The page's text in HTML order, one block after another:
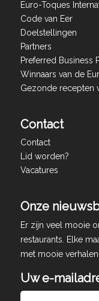
Euro-Toques
Code van Eer
Doelstellingen
Partners
Preferred Business
Winnaars van de
Gezonde recepten
Contact
Contact
Lid worden?
Vacatures
Onze
Er zijn veel mooie
restaurants. Elke
met mooie verhalen.
Uw e-